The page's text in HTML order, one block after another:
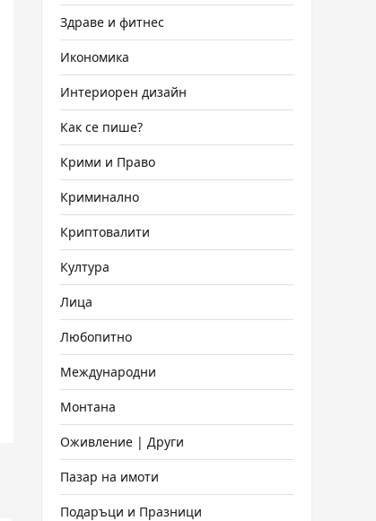
Здраве и фитнес
Икономика
Интериорен дизайн
Как се пише?
Крими и Право
Криминално
Криптовалити
Култура
Лица
Любопитно
Международни
Монтана
Оживление | Други
Пазар на имоти
Подаръци и Празници